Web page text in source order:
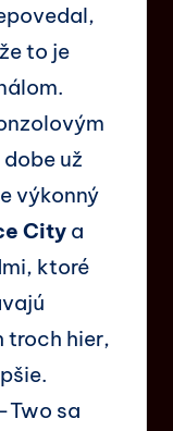
to je
už
výkonný
City a
ktoré
troch hier,
Two sa